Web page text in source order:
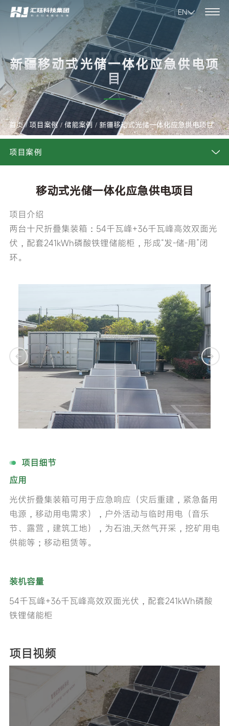
EN
CASE INTRODUCTION
新疆移动式光储一体化应急供电项
目
首页/项目案例/ 储能案例 / 新疆移动式光储一体化应急供电项目
项目案例
移动式光储一体化应急供电项目
项目介绍
两台十尺折叠集装箱：54千瓦峰+36千瓦峰高效双面光
伏，配套241kWh磷酸铁锂储能柜，形成“发-储-用”闭
环。
项目细节
应用
光伏折叠集装箱可用于应急响应（灾后重建，紧急备用
电源，移动用电需求），户外活动与临时用电（音乐
节、露营，建筑工地），为石油,天然气开采，挖矿用电
供能等；移动租赁等。
装机容量
54千瓦峰+36千瓦峰高效双面光伏，配套241kWh磷酸
铁锂储能柜
项目视频